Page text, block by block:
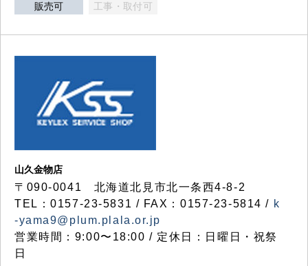
販売可 工事・取付可
山久金物店
〒090-0041 北海道北見市北一条西4-8-2
TEL：0157-23-5831 / FAX：0157-23-5814 / k
-yama9@plum.plala.or.jp
営業時間：9:00〜18:00 / 定休日：日曜日・祝祭
日